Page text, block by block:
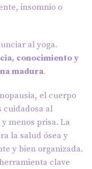
insomnio o
al yoga.
conocimiento y
madura.
el cuerpo
cuidadosa al
menos prisa. La
la salud ósea y
y bien organizada.
clave